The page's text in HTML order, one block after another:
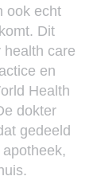
ook echt
Dit
health care
en
Health
dokter
gedeeld